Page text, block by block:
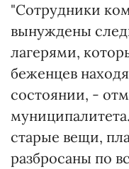
"Сотрудники
вынуждены
лагерями,
беженцев
состоянии, -
старые вещи,
разбросаны по